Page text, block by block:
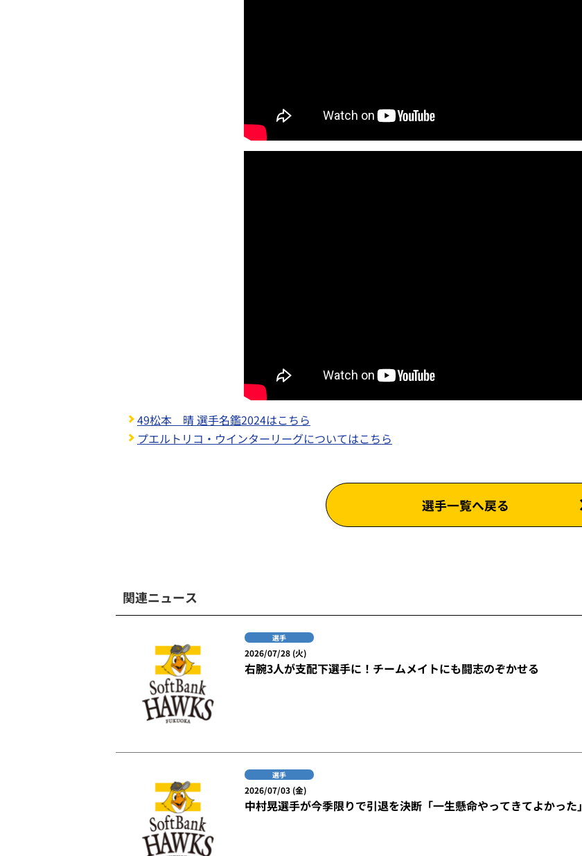
49松本 晴 選手名鑑2024はこちら
プエルトリコ・ウインターリーグについてはこちら
選手一覧へ戻る
関連ニュース
選手
2026/07/28 (火)
右腕3人が支配下選手に！チームメイトにも闘志のぞかせる
選手
2026/07/03 (金)
中村晃選手が今季限りで引退を決断「一生懸命やってきてよかった」